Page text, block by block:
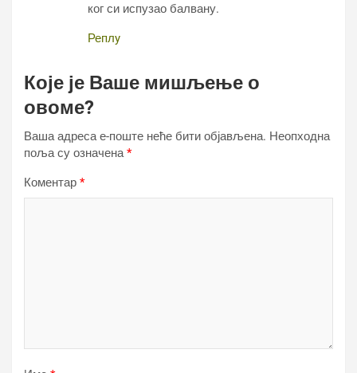
ког си испузао балвану.
Реплy
Које је Ваше мишљење о
овоме?
Ваша адреса е-поште неће бити објављена. Неопходна
поља су означена*
Коментар *